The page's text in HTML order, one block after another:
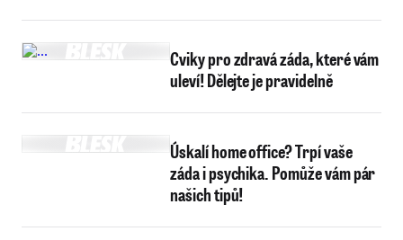
Cviky pro zdravá záda, které vám
uleví! Dělejte je pravidelně
Úskalí home office? Trpí vaše
záda i psychika. Pomůže vám pár
našich tipů!